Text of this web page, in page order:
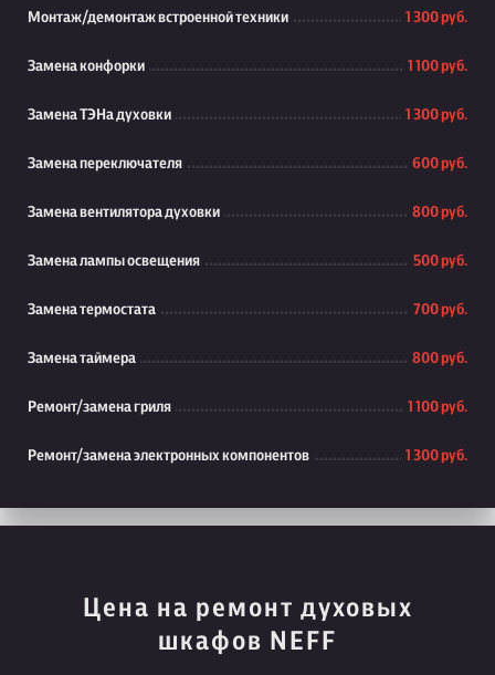
Монтаж/демонтаж встроенной техники 1 300 руб.
Замена конфорки 1 100 руб.
Замена ТЭНа духовки 1 300 руб.
Замена переключателя 600 руб.
Замена вентилятора духовки 800 руб.
Замена лампы освещения 500 руб.
Замена термостата 700 руб.
Замена таймера 800 руб.
Ремонт/замена гриля 1 100 руб.
Ремонт/замена электронных компонентов 1 300 руб.
Цена на ремонт духовых
шкафов NEFF